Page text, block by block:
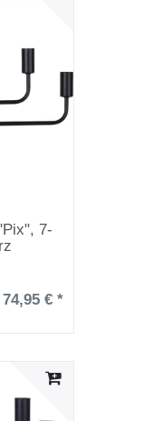
7-
74,95 € *